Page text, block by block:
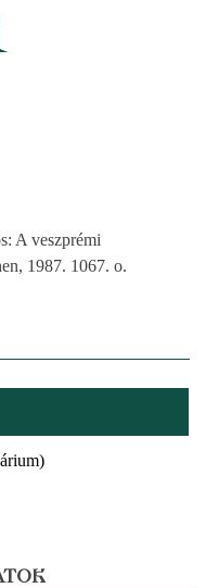
A veszprémi
1987. 1067. o.